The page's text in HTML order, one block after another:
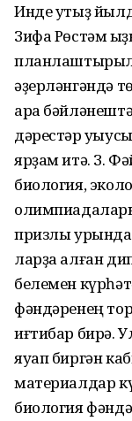
Инде утыҙ
Зифа Рөстәм
әҙерләнгәндә
ара
дәрестәр
ярҙам итә. З.
биология,
призлы
ларҙа алған
белемен
фәндәренең
иғтибар бирә.
яуап биргән
материалдар
биология